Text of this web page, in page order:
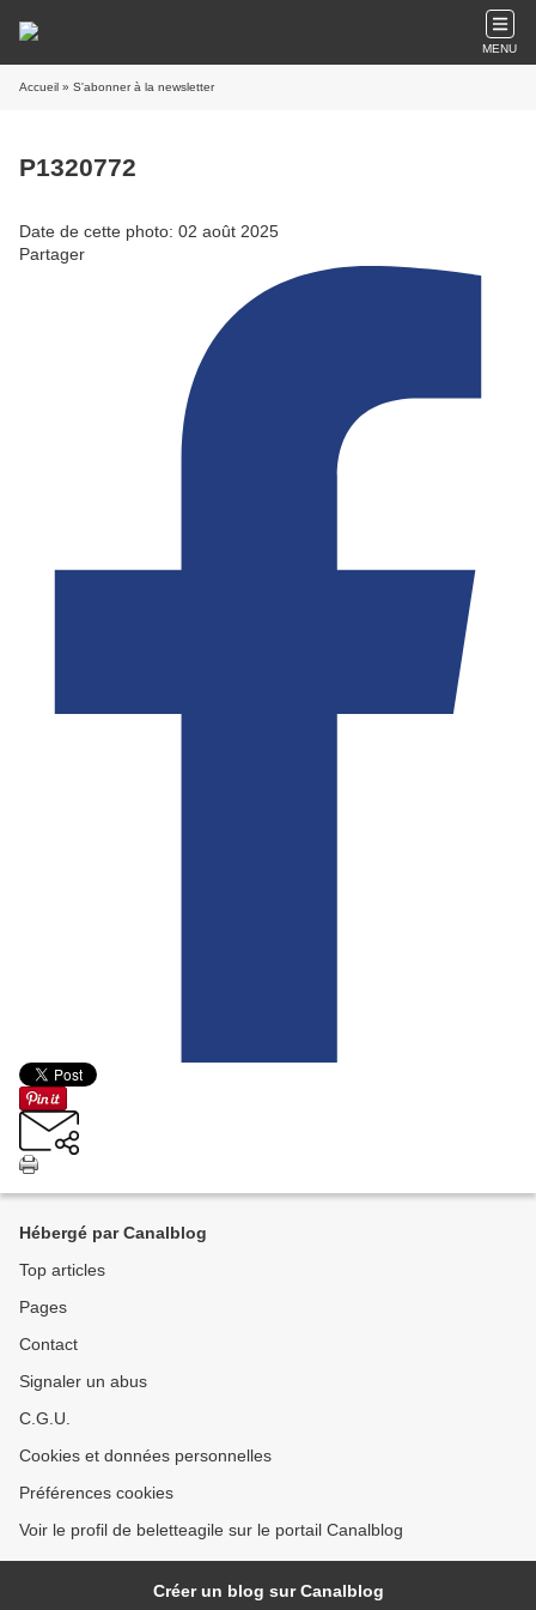
MENU
Accueil » S'abonner à la newsletter
P1320772
Date de cette photo: 02 août 2025
Partager
Hébergé par Canalblog
Top articles
Pages
Contact
Signaler un abus
C.G.U.
Cookies et données personnelles
Préférences cookies
Voir le profil de beletteagile sur le portail Canalblog
Créer un blog sur Canalblog